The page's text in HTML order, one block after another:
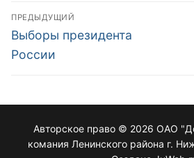
Навигация
по
записям
ПРЕДЫДУЩИЙ
Предыдущая
запись:
Выборы президента
России
Авторское право © 2026 ОАО
комания Ленинского района г.